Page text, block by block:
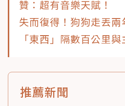
贊：超有音樂天賦！
失而復得！狗狗走丟
「東西」隔數百公里
推薦新聞